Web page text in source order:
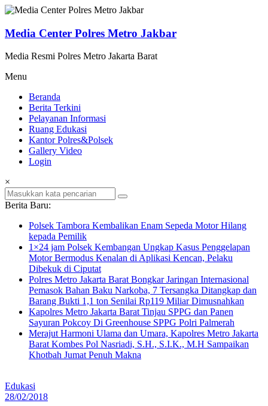
Lompat
konten
Media Center Polres Metro Jakbar
Media Resmi Polres Metro Jakarta Barat
Menu
Beranda
Berita Terkini
Pelayanan Informasi
Ruang Edukasi
Kantor Polres&Polsek
Gallery Video
Login
×
Berita Baru:
Polsek Tambora Kembalikan Enam Sepeda Motor Hilang
kepada Pemilik
1×24 jam Polsek Kembangan Ungkap Kasus Penggelapan
Motor Bermodus Kenalan di Aplikasi Kencan, Pelaku
Dibekuk di Ciputat
Polres Metro Jakarta Barat Bongkar Jaringan Internasional
Pemasok Bahan Baku Narkoba, 7 Tersangka Ditangkap dan
Barang Bukti 1,1 ton Senilai Rp119 Miliar Dimusnahkan
Kapolres Metro Jakarta Barat Tinjau SPPG dan Panen
Sayuran Pokcoy Di Greenhouse SPPG Polri Palmerah
Merajut Harmoni Ulama dan Umara, Kapolres Metro Jakarta
Barat Kombes Pol Nasriadi, S.H., S.I.K., M.H Sampaikan
Khotbah Jumat Penuh Makna
Edukasi
28/02/2018